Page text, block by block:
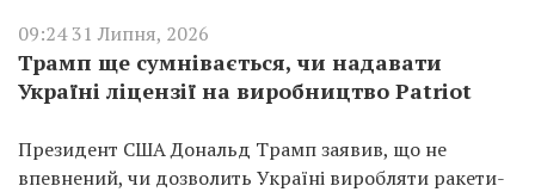
09:24 31 Липня, 2026
Трамп ще сумнівається, чи надавати
Україні ліцензії на виробництво Patriot
Президент США Дональд Трамп заявив, що не
впевнений, чи дозволить Україні виробляти ракети-